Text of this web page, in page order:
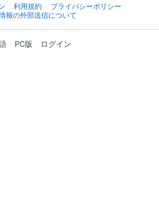
利用規約
プライバシーポリシー
報の外部送信について
PC版 ログイン